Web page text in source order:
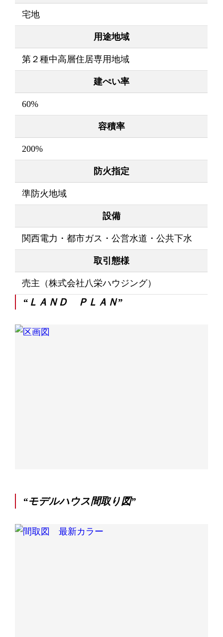
宅地
用途地域
第２種中高層住居専用地域
建ぺい率
60%
容積率
200%
防火指定
準防火地域
設備
関西電力・都市ガス・公営水道・公共下水
取引態様
売主（株式会社八栄ハウジング）
“ＬＡＮＤ ＰＬＡＮ”
“モデルハウス間取り図”